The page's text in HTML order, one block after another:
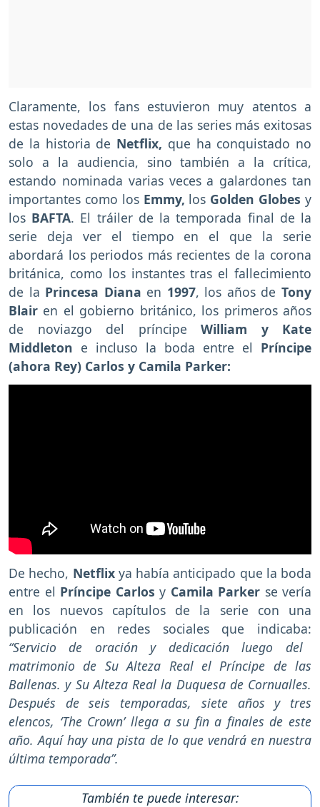
Claramente, los fans estuvieron muy atentos a
estas novedades de una de las series más exitosas
de la historia de Netflix, que ha conquistado no
solo a la audiencia, sino también a la crítica,
estando nominada varias veces a galardones tan
importantes como los Emmy, los Golden Globesy
los BAFTA. El tráiler de la temporada final de la
serie deja ver el tiempo en el que la serie
abordará los periodos más recientes de la corona
británica, como los instantes tras el fallecimiento
de la Princesa Diana en 1997, los años de Tony
Blair en el gobierno británico, los primeros años
de noviazgo del príncipe William y Kate
Middleton e incluso la boda entre el Príncipe
(ahora Rey) Carlos y Camila Parker:
De hecho, Netflixya había anticipado que la boda
entre el Príncipe Carlos y Camila Parker se vería
en los nuevos capítulos de la serie con una
publicación en redes sociales que indicaba:
“Servicio de oración y dedicación luego del
matrimonio de Su Alteza Real el Príncipe de las
Ballenas. y Su Alteza Real la Duquesa de Cornualles.
Después de seis temporadas, siete años y tres
elencos, ‘The Crown’ llega a su fin a finales de este
año. Aquí hay una pista de lo que vendrá en nuestra
última temporada”.
También te puede interesar: